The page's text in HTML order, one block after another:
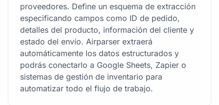
proveedores. Define un esquema de extracción
especificando campos como ID de pedido,
detalles del producto, información del cliente y
estado del envío. Airparser extraerá
automáticamente los datos estructurados y
podrás conectarlo a Google Sheets, Zapier o
sistemas de gestión de inventario para
automatizar todo el flujo de trabajo.